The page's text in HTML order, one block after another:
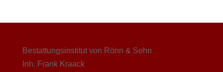
Bestattungsinstitut von Rönn & Sohn
Inh. Frank Kraack